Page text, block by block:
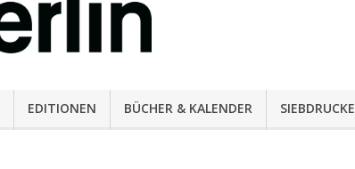
EDITIONEN BÜCHER & KALENDER SIEBDRUCKE